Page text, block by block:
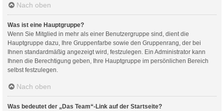
Nach oben
Was ist eine Hauptgruppe?
Wenn Sie Mitglied in mehr als einer Benutzergruppe sind, dient die
Hauptgruppe dazu, Ihre Gruppenfarbe sowie den Gruppenrang, der bei
Ihnen standardmäßig angezeigt wird, festzulegen. Ein Administrator kann
Ihnen die Berechtigung geben, Ihre Hauptgruppe im persönlichen Bereich
selbst festzulegen.
Nach oben
Was bedeutet der „Das Team“-Link auf der Startseite?